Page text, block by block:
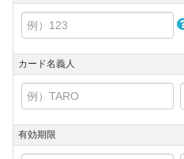
カード名義人
有効期限